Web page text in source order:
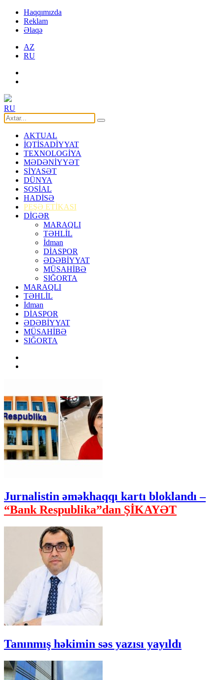
Haqqımızda
Reklam
Əlaqə
AZ
RU
RU
AKTUAL
İQTİSADİYYAT
TEXNOLOGİYA
MƏDƏNİYYƏT
SİYASƏT
DÜNYA
SOSİAL
HADİSƏ
PEŞƏ ETİKASI
DİGƏR
MARAQLI
TƏHLİL
İdman
DİASPOR
ƏDƏBİYYAT
MÜSAHİBƏ
SIĞORTA
MARAQLI
TƏHLİL
İdman
DİASPOR
ƏDƏBİYYAT
MÜSAHİBƏ
SIĞORTA
Jurnalistin əməkhaqqı kartı bloklandı –
“Bank Respublika”dan ŞİKAYƏT
Tanınmış həkimin səs yazısı yayıldı